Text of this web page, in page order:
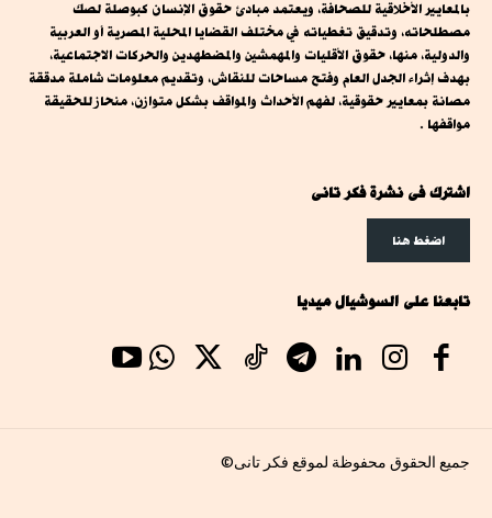
بالمعايير الأخلاقية للصحافة، ويعتمد مبادئ حقوق الإنسان كبوصلة لصك
مصطلحاته، وتدقيق تغطياته في مختلف القضايا المحلية المصرية أو العربية
والدولية، منها، حقوق الأقليات والمهمشين والمضطهدين والحركات الاجتماعية،
بهدف إثراء الجدل العام وفتح مساحات للنقاش، وتقديم معلومات شاملة مدققة
مصانة بمعايير حقوقية، لفهم الأحداث والمواقف بشكل متوازن، منحاز للحقيقة
مواقفها .
اشترك فى نشرة فكر تانى
اضغط هنا
تابعنا على السوشيال ميديا
جميع الحقوق محفوظة لموقع فكر تانى©